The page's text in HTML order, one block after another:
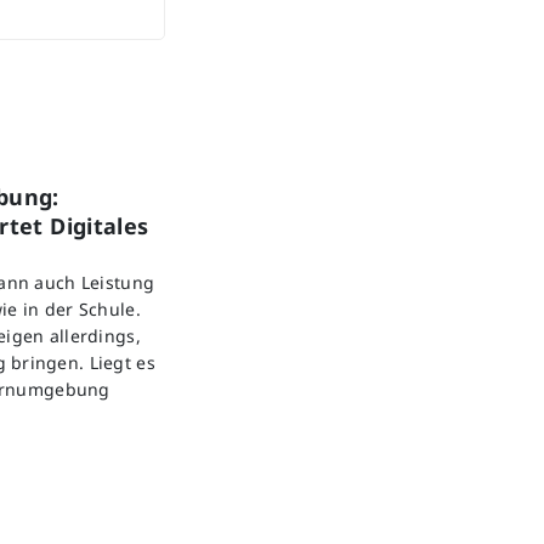
Digitales
auch Leistung
in der Schule.
allerdings,
bringen. Liegt es